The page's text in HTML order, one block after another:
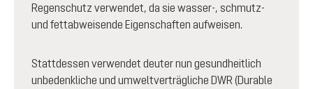
Regenschutz verwendet, da sie wasser-, schmutz-
und fettabweisende Eigenschaften aufweisen.
Stattdessen verwendet deuter nun gesundheitlich
unbedenkliche und umweltverträgliche DWR (Durable